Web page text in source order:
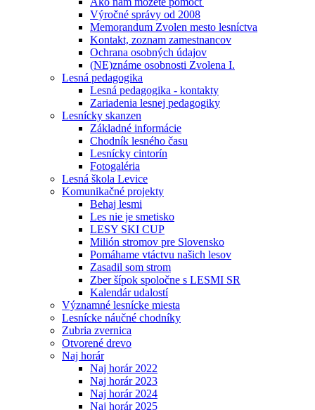
Výročné správy od 2008
Memorandum Zvolen mesto lesníctva
Kontakt, zoznam zamestnancov
Ochrana osobných údajov
(NE)známe osobnosti Zvolena I.
Lesná pedagogika
Lesná pedagogika - kontakty
Zariadenia lesnej pedagogiky
Lesnícky skanzen
Základné informácie
Chodník lesného času
Lesnícky cintorín
Fotogaléria
Lesná škola Levice
Komunikačné projekty
Behaj lesmi
Les nie je smetisko
LESY SKI CUP
Milión stromov pre Slovensko
Pomáhame vtáctvu našich lesov
Zasadil som strom
Zber šípok spoločne s LESMI SR
Kalendár udalostí
Významné lesnícke miesta
Lesnícke náučné chodníky
Zubria zvernica
Otvorené drevo
Naj horár
Naj horár 2022
Naj horár 2023
Naj horár 2024
Naj horár 2025